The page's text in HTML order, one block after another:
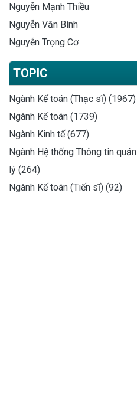
Nguyễn Mạnh Thiều
Nguyễn Văn Bình
Nguyễn Trọng Cơ
TOPIC
Ngành Kế toán (Thạc sĩ) (1967)
Ngành Kế toán (1739)
Ngành Kinh tế (677)
Ngành Hệ thống Thông tin quản
lý (264)
Ngành Kế toán (Tiến sĩ) (92)